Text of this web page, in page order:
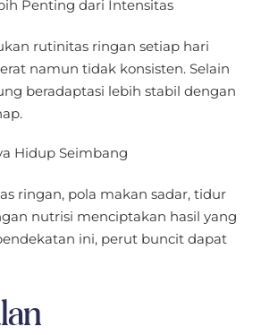
Penting dari Intensitas
rutinitas ringan setiap hari
namun tidak konsisten. Selain
beradaptasi lebih stabil dengan
Hidup Seimbang
ringan, pola makan sadar, tidur
nutrisi menciptakan hasil yang
ini, perut buncit dapat